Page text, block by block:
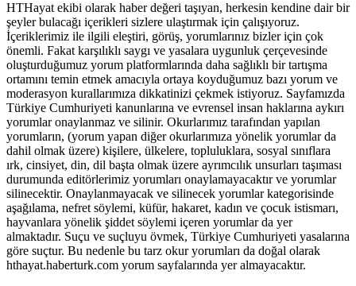
HTHayat ekibi olarak haber değeri taşıyan, herkesin kendine dair bir
şeyler bulacağı içerikleri sizlere ulaştırmak için çalışıyoruz.
İçeriklerimiz ile ilgili eleştiri, görüş, yorumlarınız bizler için çok
önemli. Fakat karşılıklı saygı ve yasalara uygunluk çerçevesinde
oluşturduğumuz yorum platformlarında daha sağlıklı bir tartışma
ortamını temin etmek amacıyla ortaya koyduğumuz bazı yorum ve
moderasyon kurallarımıza dikkatinizi çekmek istiyoruz. Sayfamızda
Türkiye Cumhuriyeti kanunlarına ve evrensel insan haklarına aykırı
yorumlar onaylanmaz ve silinir. Okurlarımız tarafından yapılan
yorumların, (yorum yapan diğer okurlarımıza yönelik yorumlar da
dahil olmak üzere) kişilere, ülkelere, topluluklara, sosyal sınıflara
ırk, cinsiyet, din, dil başta olmak üzere ayrımcılık unsurları taşıması
durumunda editörlerimiz yorumları onaylamayacaktır ve yorumlar
silinecektir. Onaylanmayacak ve silinecek yorumlar kategorisinde
aşağılama, nefret söylemi, küfür, hakaret, kadın ve çocuk istismarı,
hayvanlara yönelik şiddet söylemi içeren yorumlar da yer
almaktadır. Suçu ve suçluyu övmek, Türkiye Cumhuriyeti yasalarına
göre suçtur. Bu nedenle bu tarz okur yorumları da doğal olarak
hthayat.haberturk.com yorum sayfalarında yer almayacaktır.